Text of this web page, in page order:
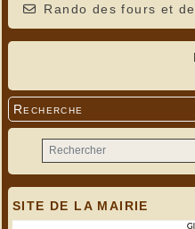
Rando des fours et
Recherche
SITE DE LA MAIRIE